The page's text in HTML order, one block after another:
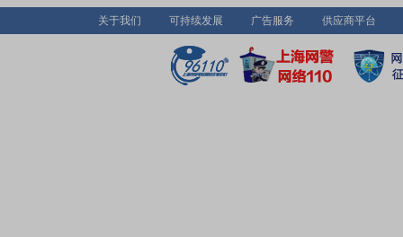
关于我们 可持续发展 广告服务 供应商平台